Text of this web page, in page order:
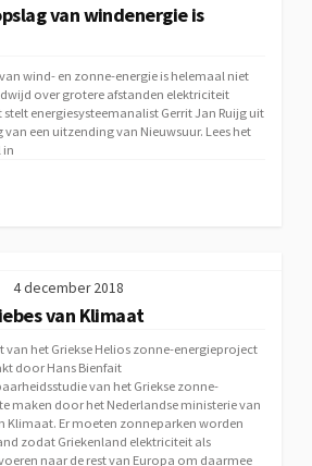
van windenergie is
wind- en zonne-energie is helemaal niet
over grotere afstanden elektriciteit
energiesysteemanalist Gerrit Jan Ruijg uit
een uitzending van Nieuwsuur. Lees het
in
4 december 2018
van Klimaat
het Griekse Helios zonne-energieproject
door Hans Bienfait
van het Griekse zonne-
maken door het Nederlandse ministerie van
Klimaat. Er moeten zonneparken worden
zodat Griekenland elektriciteit als
naar de rest van Europa om daarmee